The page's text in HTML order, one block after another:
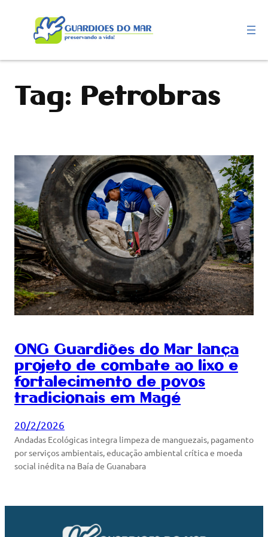
conteúdo
Tag: Petrobras
ONG Guardiões do Mar lança
projeto de combate ao lixo e
fortalecimento de povos
tradicionais em Magé
20/2/2026
Andadas Ecológicas integra limpeza de manguezais, pagamento
por serviços ambientais, educação ambiental crítica e moeda
social inédita na Baía de Guanabara